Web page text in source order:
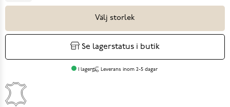
Välj storlek
Se lagerstatus i butik
I lager Leverans inom 2-5 dagar